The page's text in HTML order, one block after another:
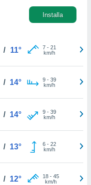
Installa
/ 11° 7- 21
km/h
/ 14° 9- 39
km/h
/ 14° 9- 39
km/h
/ 13° 6- 22
km/h
/ 12° 18- 45
km/h